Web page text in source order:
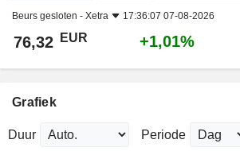
Beurs gesloten - Xetra 17:36:07 07-08-2026
76,32 EUR +1,01%
Grafiek
Duur Periode